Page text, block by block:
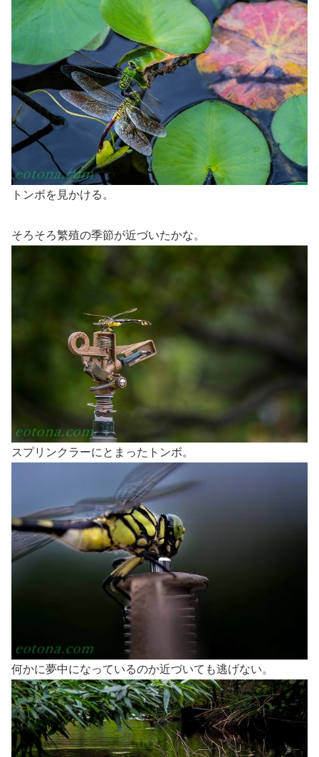
トンボを見かける。
そろそろ繁殖の季節が近づいたかな。
スプリンクラーにとまったトンボ。
何かに夢中になっているのか近づいても逃げない。